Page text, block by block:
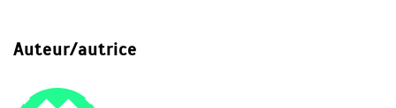
Auteur/autrice